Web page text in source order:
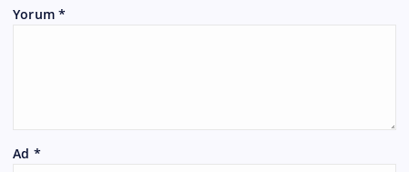
Yorum *
Ad *